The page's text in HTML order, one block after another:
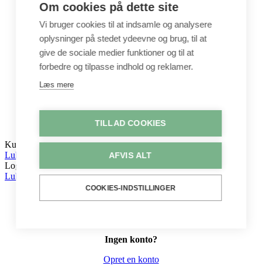
Gavekort
Byggesæt
Leg
Shop
Metervarer
Stofstykker
Puder
Unika
Log ind / Opret konto
Kurv
Luk
Log ind
Luk
Ingen konto?
Opret en konto
Om cookies på dette site
Vi bruger cookies til at indsamle og analysere
oplysninger på stedet ydeevne og brug, til at
give de sociale medier funktioner og til at
forbedre og tilpasse indhold og reklamer.
Læs mere
TILLAD COOKIES
AFVIS ALT
COOKIES-INDSTILLINGER